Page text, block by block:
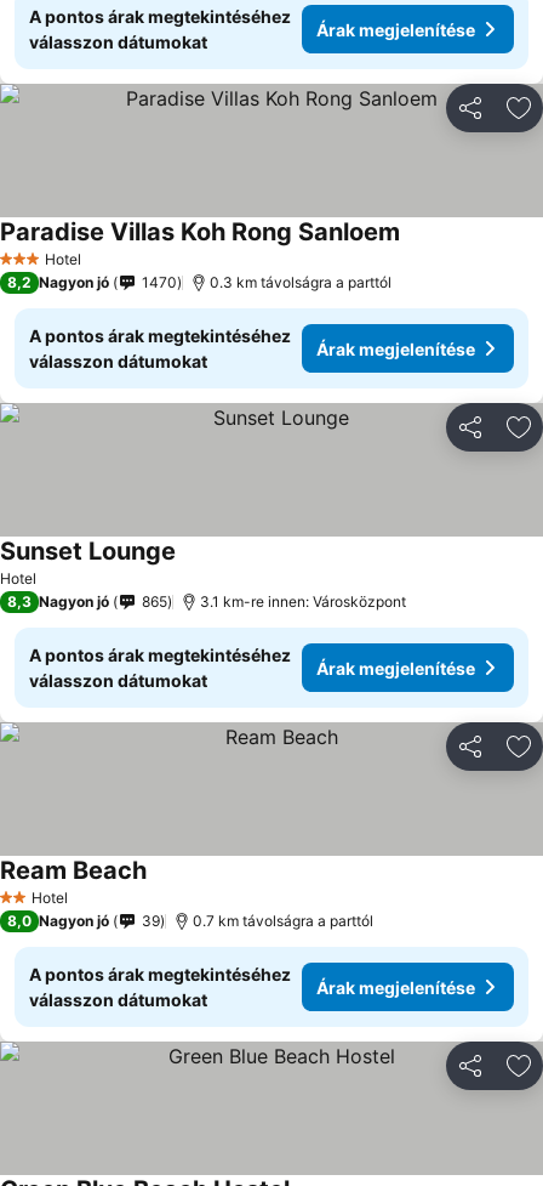
A pontos árak megtekintéséhez
válasszon dátumokat
Árak megjelenítése
3 Kategória
Hotel
Paradise Villas Koh Rong Sanloem
8,2 Nagyon jó 1470 0.3 km távolságra a parttól
A pontos árak megtekintéséhez
válasszon dátumokat
Árak megjelenítése
Hotel
Sunset Lounge
8,3 Nagyon jó 865 3.1 km-re innen: Városközpont
A pontos árak megtekintéséhez
válasszon dátumokat
Árak megjelenítése
2 Kategória
Hotel
Ream Beach
8,0 Nagyon jó 39 0.7 km távolságra a parttól
A pontos árak megtekintéséhez
válasszon dátumokat
Árak megjelenítése